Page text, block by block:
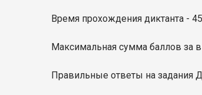
Время прохождения диктанта -
Максимальная сумма баллов за
Правильные ответы на задания